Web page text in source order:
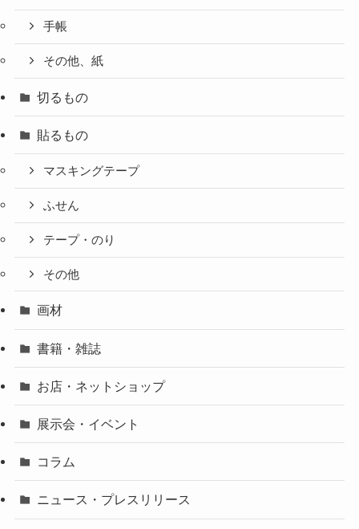
手帳
その他、紙
切るもの
貼るもの
マスキングテープ
ふせん
テープ・のり
その他
画材
書籍・雑誌
お店・ネットショップ
展示会・イベント
コラム
ニュース・プレスリリース